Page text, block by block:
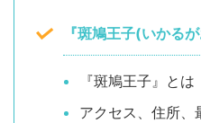
『斑鳩王子(いかる
『斑鳩王子』とは
アクセス、住所、